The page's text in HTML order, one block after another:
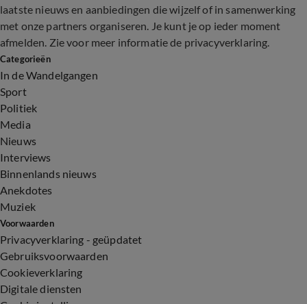
laatste nieuws en aanbiedingen die wijzelf of in samenwerking
met onze partners organiseren. Je kunt je op ieder moment
afmelden. Zie voor meer informatie de privacyverklaring.
Categorieën
In de Wandelgangen
Sport
Politiek
Media
Nieuws
Interviews
Binnenlands nieuws
Anekdotes
Muziek
Voorwaarden
Privacyverklaring - geüpdatet
Gebruiksvoorwaarden
Cookieverklaring
Digitale diensten